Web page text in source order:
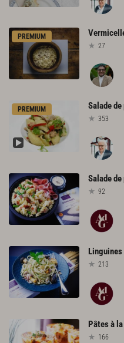
PREMIUM
27
PREMIUM Saladede
353
Saladede
92
Linguines
213
Pâtesà la
166